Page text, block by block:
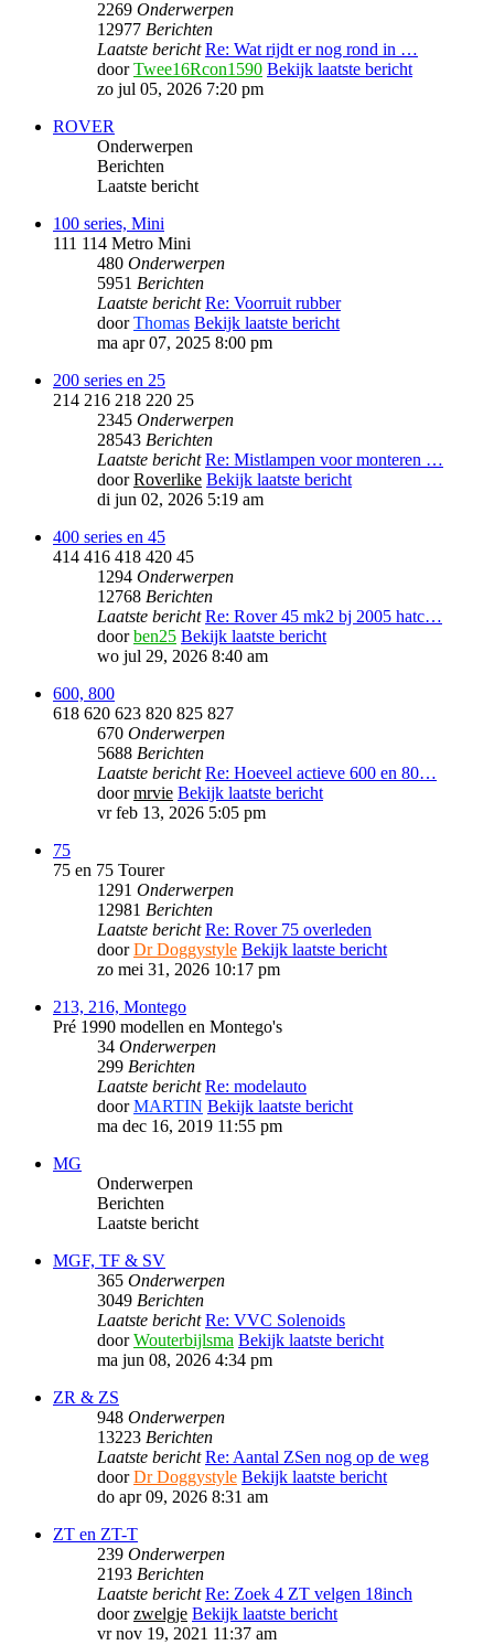
2269 Onderwerpen
12977 Berichten
Laatste bericht Re: Wat rijdt er nog rond in …
doorTwee16Rcon1590 Bekijk laatste bericht
zo jul 05, 2026 7:20 pm
ROVER
Onderwerpen
Berichten
Laatste bericht
100 series, Mini
111 114 Metro Mini
480 Onderwerpen
5951 Berichten
Laatste bericht Re: Voorruit rubber
doorThomas Bekijk laatste bericht
ma apr 07, 2025 8:00 pm
200 series en 25
214 216 218 220 25
2345 Onderwerpen
28543 Berichten
Laatste bericht Re: Mistlampen voor monteren …
doorRoverlike Bekijk laatste bericht
di jun 02, 2026 5:19 am
400 series en 45
414 416 418 420 45
1294 Onderwerpen
12768 Berichten
Laatste bericht Re: Rover 45 mk2 bj 2005 hatc…
doorben25 Bekijk laatste bericht
wo jul 29, 2026 8:40 am
600, 800
618 620 623 820 825 827
670 Onderwerpen
5688 Berichten
Laatste bericht Re: Hoeveel actieve 600 en 80…
doormrvie Bekijk laatste bericht
vr feb 13, 2026 5:05 pm
75
75 en 75 Tourer
1291 Onderwerpen
12981 Berichten
Laatste bericht Re: Rover 75 overleden
doorDr Doggystyle Bekijk laatste bericht
zo mei 31, 2026 10:17 pm
213, 216, Montego
Pré 1990 modellen en Montego's
34 Onderwerpen
299 Berichten
Laatste bericht Re: modelauto
doorMARTIN Bekijk laatste bericht
ma dec 16, 2019 11:55 pm
MG
Onderwerpen
Berichten
Laatste bericht
MGF, TF & SV
365 Onderwerpen
3049 Berichten
Laatste bericht Re: VVC Solenoids
doorWouterbijlsma Bekijk laatste bericht
ma jun 08, 2026 4:34 pm
ZR & ZS
948 Onderwerpen
13223 Berichten
Laatste bericht Re: Aantal ZSen nog op de weg
doorDr Doggystyle Bekijk laatste bericht
do apr 09, 2026 8:31 am
ZT en ZT-T
239 Onderwerpen
2193 Berichten
Laatste bericht Re: Zoek 4 ZT velgen 18inch
doorzwelgje Bekijk laatste bericht
vr nov 19, 2021 11:37 am